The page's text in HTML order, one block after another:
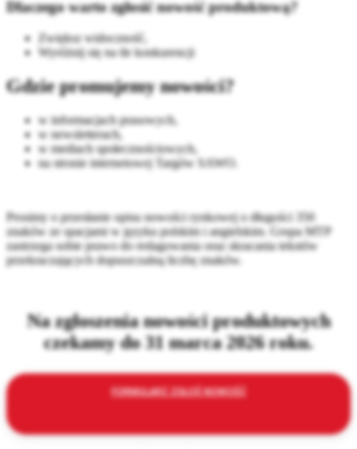
Dlaczego warto zgłosić nowość produktową?
Zwiększ widoczność,
Wyróżnij się na tle konkurencji
Gdzie promujemy nowości?
w informacjach prasowych,
w newsletterach,
w mediach społecznościowych,
na stronie internetowej Targów SAWO.
Prosimy o przesłanie opisu nowości rynkowej o długości 350
znaków ze spacjami w języku polskim i angielskim. Grupa MTP
zastrzega sobie prawo do redagowania oraz skracania tekstów
przekraczających dopuszczalną liczbę znaków.
Na zgłoszenia nowości produktowych
czekamy do 31 marca 2026 roku.
FORMULARZ ZGŁOŚ NOWOŚĆ